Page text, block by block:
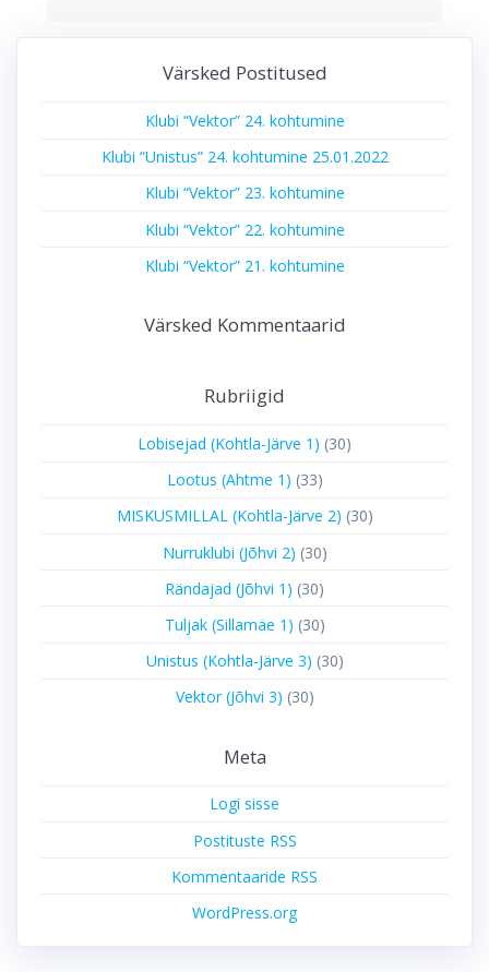
Värsked Postitused
Klubi “Vektor” 24. kohtumine
Klubi “Unistus” 24. kohtumine 25.01.2022
Klubi “Vektor” 23. kohtumine
Klubi “Vektor” 22. kohtumine
Klubi “Vektor” 21. kohtumine
Värsked Kommentaarid
Rubriigid
Lobisejad (Kohtla-Järve 1) (30)
Lootus (Ahtme 1) (33)
MISKUSMILLAL (Kohtla-Järve 2) (30)
Nurruklubi (Jõhvi 2) (30)
Rändajad (Jõhvi 1) (30)
Tuljak (Sillamäe 1) (30)
Unistus (Kohtla-Järve 3) (30)
Vektor (Jõhvi 3) (30)
Meta
Logi sisse
Postituste RSS
Kommentaaride RSS
WordPress.org